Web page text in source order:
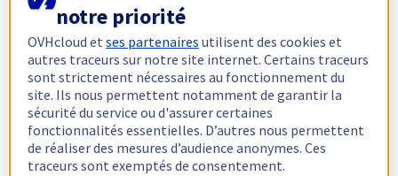
notre priorité
OVHcloud etses partenaires utilisent des cookies et
autres traceurs sur notre site internet. Certains traceurs
sont strictement nécessaires au fonctionnement du
site. Ils nous permettent notamment de garantir la
sécurité du service ou d'assurer certaines
fonctionnalités essentielles. D’autres nous permettent
de réaliser des mesures d’audience anonymes. Ces
traceurs sont exemptés de consentement.